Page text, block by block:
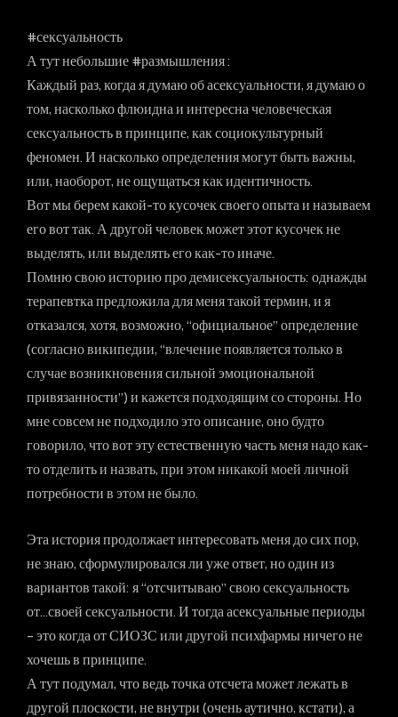
#сексуальность
А тут небольшие #размышления :
Каждый раз, когда я думаю об асексуальности, я думаю о
том, насколько флюидна и интересна человеческая
сексуальность в принципе, как социокультурный
феномен. И насколько определения могут быть важны,
или, наоборот, не ощущаться как идентичность.
Вот мы берем какой-то кусочек своего опыта и называем
его вот так. А другой человек может этот кусочек не
выделять, или выделять его как-то иначе.
Помню свою историю про демисексуальность: однажды
терапевтка предложила для меня такой термин, и я
отказался, хотя, возможно, “официальное” определение
(согласно википедии, “влечение появляется только в
случае возникновения сильной эмоциональной
привязанности”) и кажется подходящим со стороны. Но
мне совсем не подходило это описание, оно будто
говорило, что вот эту естественную часть меня надо как-
то отделить и назвать, при этом никакой моей личной
потребности в этом не было.
Эта история продолжает интересовать меня до сих пор,
не знаю, сформулировался ли уже ответ, но один из
вариантов такой: я “отсчитываю” свою сексуальность
от…своей сексуальности. И тогда асексуальные периоды
– это когда от СИОЗС или другой психфармы ничего не
хочешь в принципе.
А тут подумал, что ведь точка отсчета может лежать в
другой плоскости, не внутри (очень аутично, кстати), а